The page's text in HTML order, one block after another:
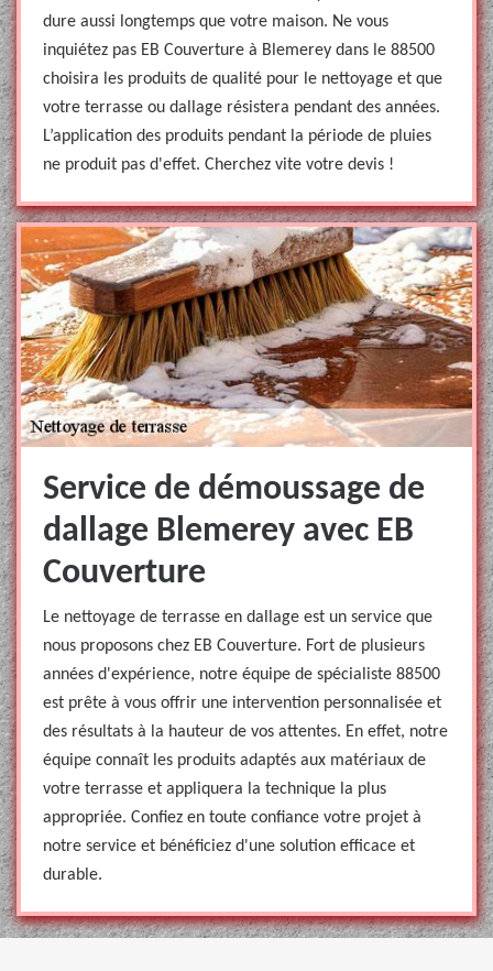
dure aussi longtemps que votre maison. Ne vous
inquiétez pas EB Couverture à Blemerey dans le 88500
choisira les produits de qualité pour le nettoyage et que
votre terrasse ou dallage résistera pendant des années.
L’application des produits pendant la période de pluies
ne produit pas d'effet. Cherchez vite votre devis !
Service de démoussage de
dallage Blemerey avec EB
Couverture
Le nettoyage de terrasse en dallage est un service que
nous proposons chez EB Couverture. Fort de plusieurs
années d'expérience, notre équipe de spécialiste 88500
est prête à vous offrir une intervention personnalisée et
des résultats à la hauteur de vos attentes. En effet, notre
équipe connaît les produits adaptés aux matériaux de
votre terrasse et appliquera la technique la plus
appropriée. Confiez en toute confiance votre projet à
notre service et bénéficiez d'une solution efficace et
durable.